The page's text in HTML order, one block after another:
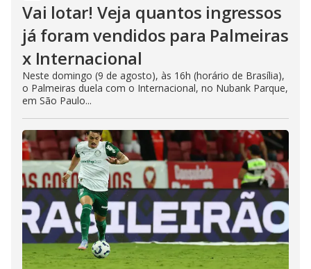
Vai lotar! Veja quantos ingressos
já foram vendidos para Palmeiras
x Internacional
Neste domingo (9 de agosto), às 16h (horário de Brasília),
o Palmeiras duela com o Internacional, no Nubank Parque,
em São Paulo...